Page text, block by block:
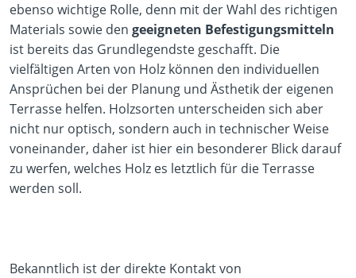
ebenso wichtige Rolle, denn mit der Wahl des richtigen
Materials sowie den geeigneten Befestigungsmitteln
ist bereits das Grundlegendste geschafft. Die
vielfältigen Arten von Holz können den individuellen
Ansprüchen bei der Planung und Ästhetik der eigenen
Terrasse helfen. Holzsorten unterscheiden sich aber
nicht nur optisch, sondern auch in technischer Weise
voneinander, daher ist hier ein besonderer Blick darauf
zu werfen, welches Holz es letztlich für die Terrasse
werden soll.
Bekanntlich ist der direkte Kontakt von